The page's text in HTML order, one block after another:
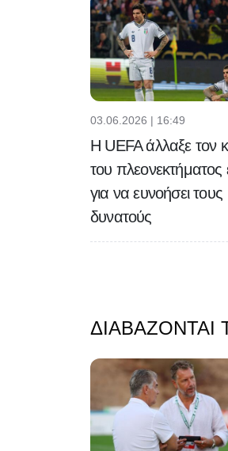
03.06.2026 | 16:49
H UEFA άλλαξε τον
του πλεονεκτήματος
για να ευνοήσει τους
δυνατούς
ΔΙΑΒΆΖΟΝΤΑΙ